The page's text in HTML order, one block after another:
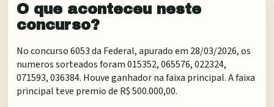
O que aconteceu neste
concurso?
No concurso 6053 da Federal, apurado em 28/03/2026, os
numeros sorteados foram 015352, 065576, 022324,
071593, 036384. Houve ganhador na faixa principal. A faixa
principal teve premio de R$ 500.000,00.